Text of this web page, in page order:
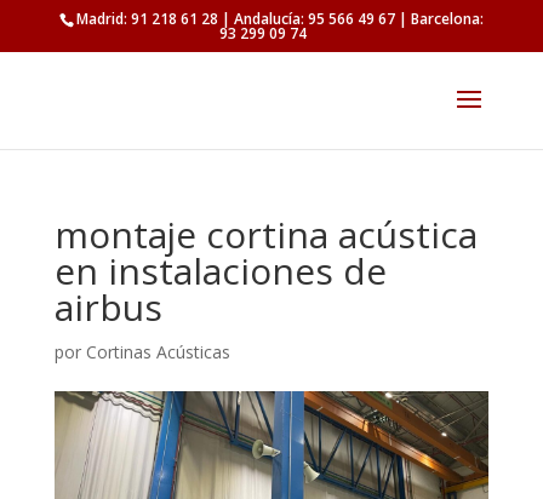
Madrid: 91 218 61 28 | Andalucía: 95 566 49 67 | Barcelona:
93 299 09 74
montaje cortina acústica
en instalaciones de
airbus
por Cortinas Acústicas